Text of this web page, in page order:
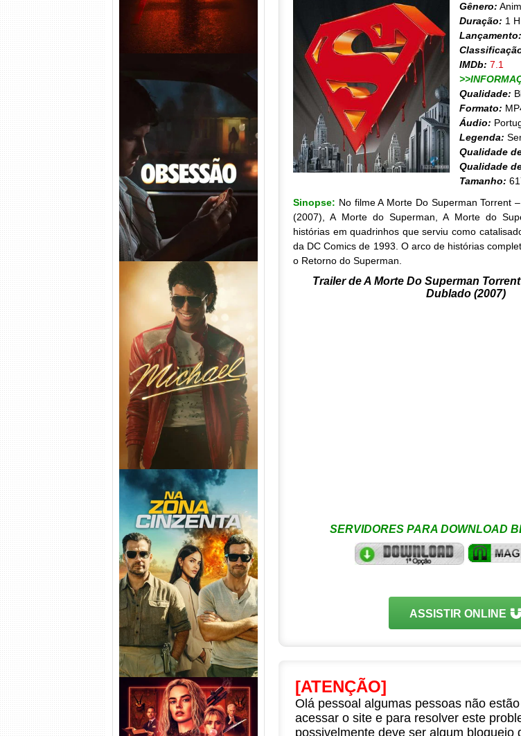
Gênero:
Duração: 1
Lançamento:
IMDb: 7.1
Qualidade:
Formato:
Áudio:
Legenda:
Qualidade
Qualidade
Tamanho:
Sinopse: No filme A Morte Do Superman Torrent
(2007), A Morte do Superman, A Morte do
histórias em quadrinhos que serviu como
da DC Comics de 1993. O arco de histórias
o Retorno do Superman.
Trailer de A Morte Do Superman
Dublado (2007)
SERVIDORES PARA DOWNLOAD
ASSISTIR ONLINE
[ATENÇÃO]
Olá pessoal algumas pessoas não
acessar o site e para resolver este
possivelmente deve ser algum bloqueio
Obsessão Torrent (2026)
WEB-DL 1080p/4K Dual
Áudio
Michael Torrent (2026) WEB-
DL 1080p/4K Dual Áudio
Na Zona Cinzenta Torrent
(2026) WEB-DL 1080p/4K
Dual Áudio